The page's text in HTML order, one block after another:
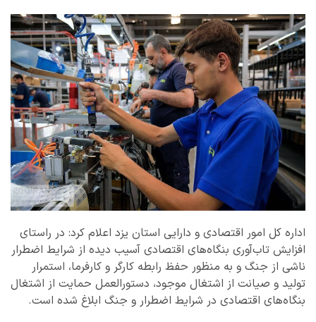
اداره کل امور اقتصادی و دارایی استان یزد اعلام کرد: در راستای
افزایش تاب‌آوری بنگاه‌های اقتصادی آسیب دیده از شرایط اضطرار
ناشی از جنگ و به منظور حفظ رابطه کارگر و کارفرما، استمرار
تولید و صیانت از اشتغال موجود، دستورالعمل حمایت از اشتغال
بنگاه‌های اقتصادی در شرایط اضطرار و جنگ ابلاغ شده است.